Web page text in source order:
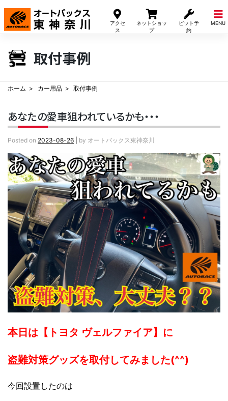
アクセ
ス
ネットショッ
プ
ピット予
約
MENU
Skip
content
取付事例
ホーム カー用品 取付事例
あなたの愛車狙われているかも・・・
Posted on 2023-08-26 by オートバックス東神奈川
本日は【トヨタ ヴェルファイア】に
盗難対策グッズを取付してみました(^^)
今回設置したのは